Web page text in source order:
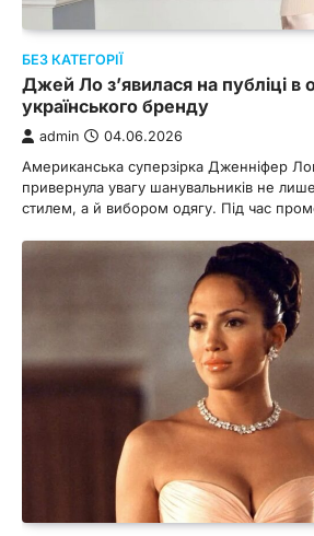
БЕЗ КАТЕГОРІЇ
Джей Ло з’явилася на публіці в
українського бренду
admin 04.06.2026
Американська суперзірка Дженніфер
привернула увагу шанувальників не
стилем, а й вибором одягу. Під час